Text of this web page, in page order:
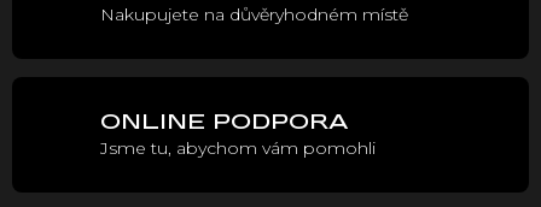
Nakupujete na důvěryhodném místě
ONLINE PODPORA
Jsme tu, abychom vám pomohli